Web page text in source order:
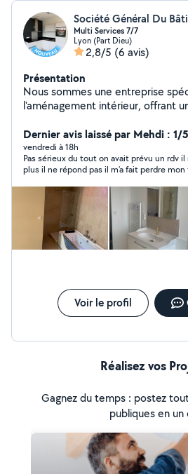
Société Général Du
Multi Services 7/7
Lyon (Part Dieu)
2,8/5 (6 avis)
Présentation
Nous sommes une entreprise
l'aménagement intérieur, offrant
Notre équipe experte intervient
métier : carrelage, peinture,
menuiserie. Nous mettons notre
créativité au service de vos
fois esthétique, fonctionnel et
une rénovation, une construction
votre intérieur, nous vous
professionnalisme et rigueur.
Dernier avis laissé par Mehdi : 1/5
vendredi à 18h
Pas sérieux du tout on avait prévu un rdv il
plus il ne répond pas il m’a fait perdre
Voir le profil
Réalisez vos
Gagnez du temps : postez
publiques en un